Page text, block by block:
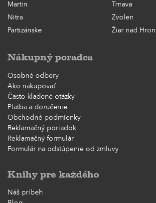
Martin
Trnava
Nitra
Zvolen
Partizánske
Žiar nad
Nákupný poradca
Osobné odbery
Ako nakupovať
Často kladené otázky
Platba a doručenie
Obchodné podmienky
Reklamačný poriadok
Reklamačný formulár
Formulár na odstúpenie od zmluvy
Knihy pre každého
Náš príbeh